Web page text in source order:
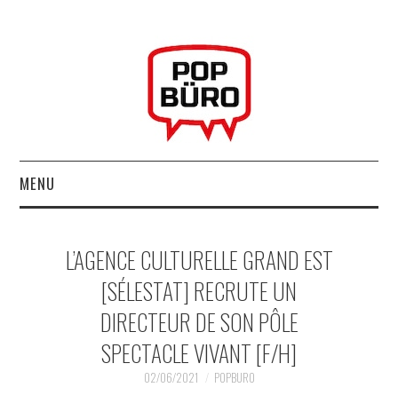
MENU
MUSIQUESACTUELLES.NET
GABBA GABBA HEY !
LES LABELS
L’AGENCE CULTURELLE GRAND EST
[SÉLESTAT] RECRUTE UN
DIRECTEUR DE SON PÔLE
SPECTACLE VIVANT [F/H]
02/06/2021 POPBURO